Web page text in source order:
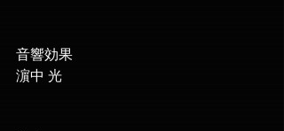
音響効果
濵中 光